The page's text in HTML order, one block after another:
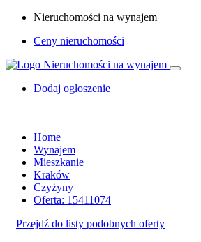
Nieruchomości na wynajem
Ceny nieruchomości
Dodaj ogłoszenie
Home
Wynajem
Mieszkanie
Kraków
Czyżyny
Oferta: 15411074
Przejdź do listy podobnych oferty